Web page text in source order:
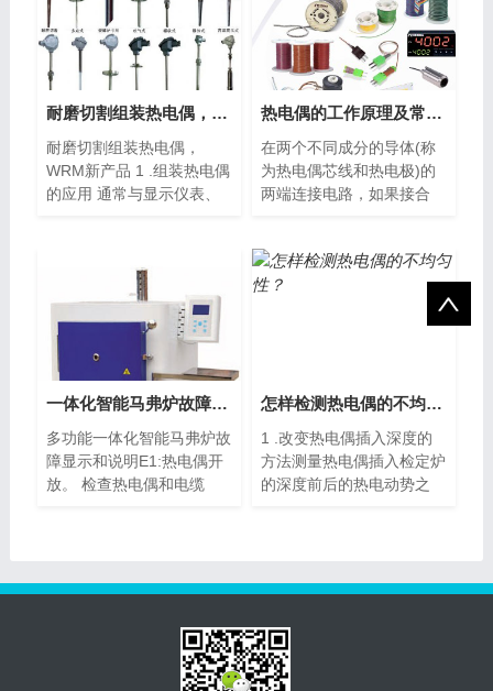
耐磨切割组装热电偶，WRM新产品
耐磨切割组装热电偶，
WRM新产品 1 .组装热电偶
的应用 通常与显示仪表、
热电偶的工作原理及常见种类
在两个不同成分的导体(称
为热电偶芯线和热电极)的
两端连接电路，如果接合
一体化智能马弗炉故障显示与说明、分析
多功能一体化智能马弗炉故
障显示和说明E1:热电偶开
放。 检查热电偶和电缆
怎样检测热电偶的不均匀性？
1 .改变热电偶插入深度的
方法测量热电偶插入检定炉
的深度前后的热电动势之